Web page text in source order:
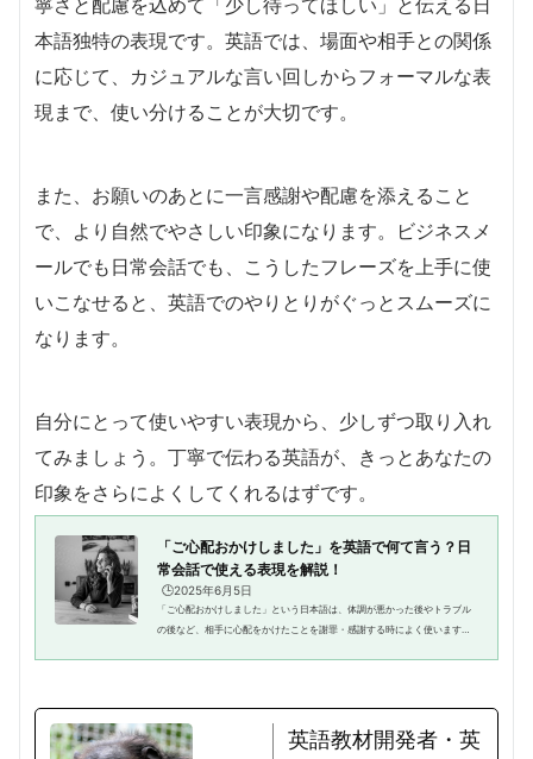
寧さと配慮を込めて「少し待ってほしい」と伝える日
本語独特の表現です。英語では、場面や相手との関係
に応じて、カジュアルな言い回しからフォーマルな表
現まで、使い分けることが大切です。
また、お願いのあとに一言感謝や配慮を添えること
で、より自然でやさしい印象になります。ビジネスメ
ールでも日常会話でも、こうしたフレーズを上手に使
いこなせると、英語でのやりとりがぐっとスムーズに
なります。
自分にとって使いやすい表現から、少しずつ取り入れ
てみましょう。丁寧で伝わる英語が、きっとあなたの
印象をさらによくしてくれるはずです。
「ご心配おかけしました」を英語で何て言う？日
常会話で使える表現を解説！
🕒️2025年6月5日
「ご心配おかけしました」という日本語は、体調が悪かった後やトラブル
の後など、相手に心配をかけたことを謝罪・感謝する時によく使いますよ
英語教材開発者・英